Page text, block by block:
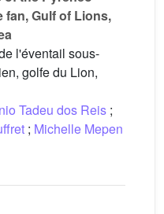
Gulf of Lions,
l'éventail sous-
golfe du Lion,
Tadeu dos Reis ;
; Michelle Mepen